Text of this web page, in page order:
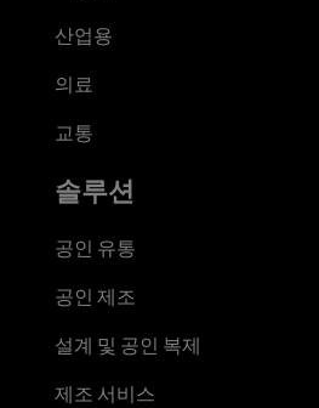
산업용
의료
교통
솔루션
공인 유통
공인 제조
설계 및 공인 복제
제조 서비스